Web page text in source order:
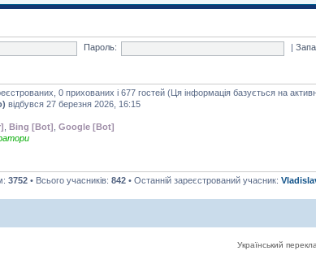
Пароль: |
0 прихованих і 677 гостей (Ця інформація базується на
відбувся 27 березня 2026, 16:15
Bing [Bot] Google [Bot]
3752 • Всього учасників: 842 • Останній зареєстрований учасник:
Український